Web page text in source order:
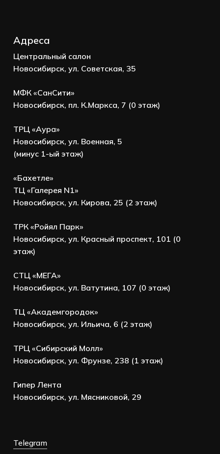
Адреса
Центральный салон
Новосибирск, ул. Советская, 35
МФК «СанСити»
Новосибирск, пл. К.Маркса, 7 (0 этаж)
ТРЦ «Аура»
Новосибирск, ул. Военная, 5
(минус 1-ый этаж)
«Бахетле»
ТЦ «Галерея N1»
Новосибирск, ул. Кирова, 25 (2 этаж)
ТРК «Ройял Парк»
Новосибирск, ул. Красный проспект, 101 (0
этаж)
СТЦ «МЕГА»
Новосибирск, ул. Ватутина, 107 (0 этаж)
ТЦ «Академгородок»
Новосибирск, ул. Ильича, 6 (2 этаж)
ТРЦ «Сибирский Молл»
Новосибирск, ул. Фрунзе, 238 (1 этаж)
Гипер Лента
Новосибирск, ул. Мясниковой, 29
Telegram